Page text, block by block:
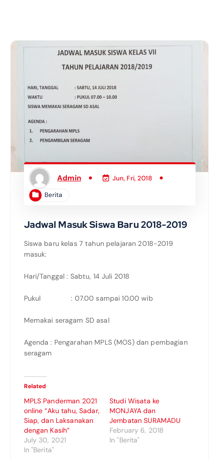
Admin Jun, Fri, 2018
Berita
Jadwal Masuk Siswa Baru 2018-2019
Siswa baru kelas 7 tahun pelajaran 2018-2019
masuk:
Hari/Tanggal : Sabtu, 14 Juli 2018
Pukul : 07.00 sampai 10.00 wib
Memakai seragam SD asal
Agenda : Pengarahan MPLS (MOS) dan pembagian
seragam
Related
MPLS Panderman 2021
online “Aku tahu, Sadar,
Siap, dan Laksanakan
dengan Kasih”
July 30, 2021
In "Berita"
Studi Wisata ke
MONJAYA dan
Jembatan SURAMADU
February 6, 2018
In "Berita"